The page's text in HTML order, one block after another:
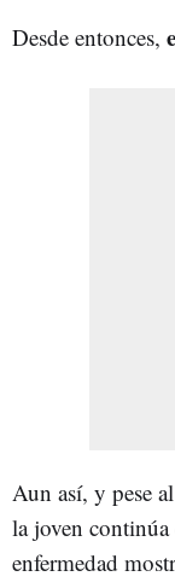
Desde entonces,
Aun así, y pese
la joven continúa
enfermedad